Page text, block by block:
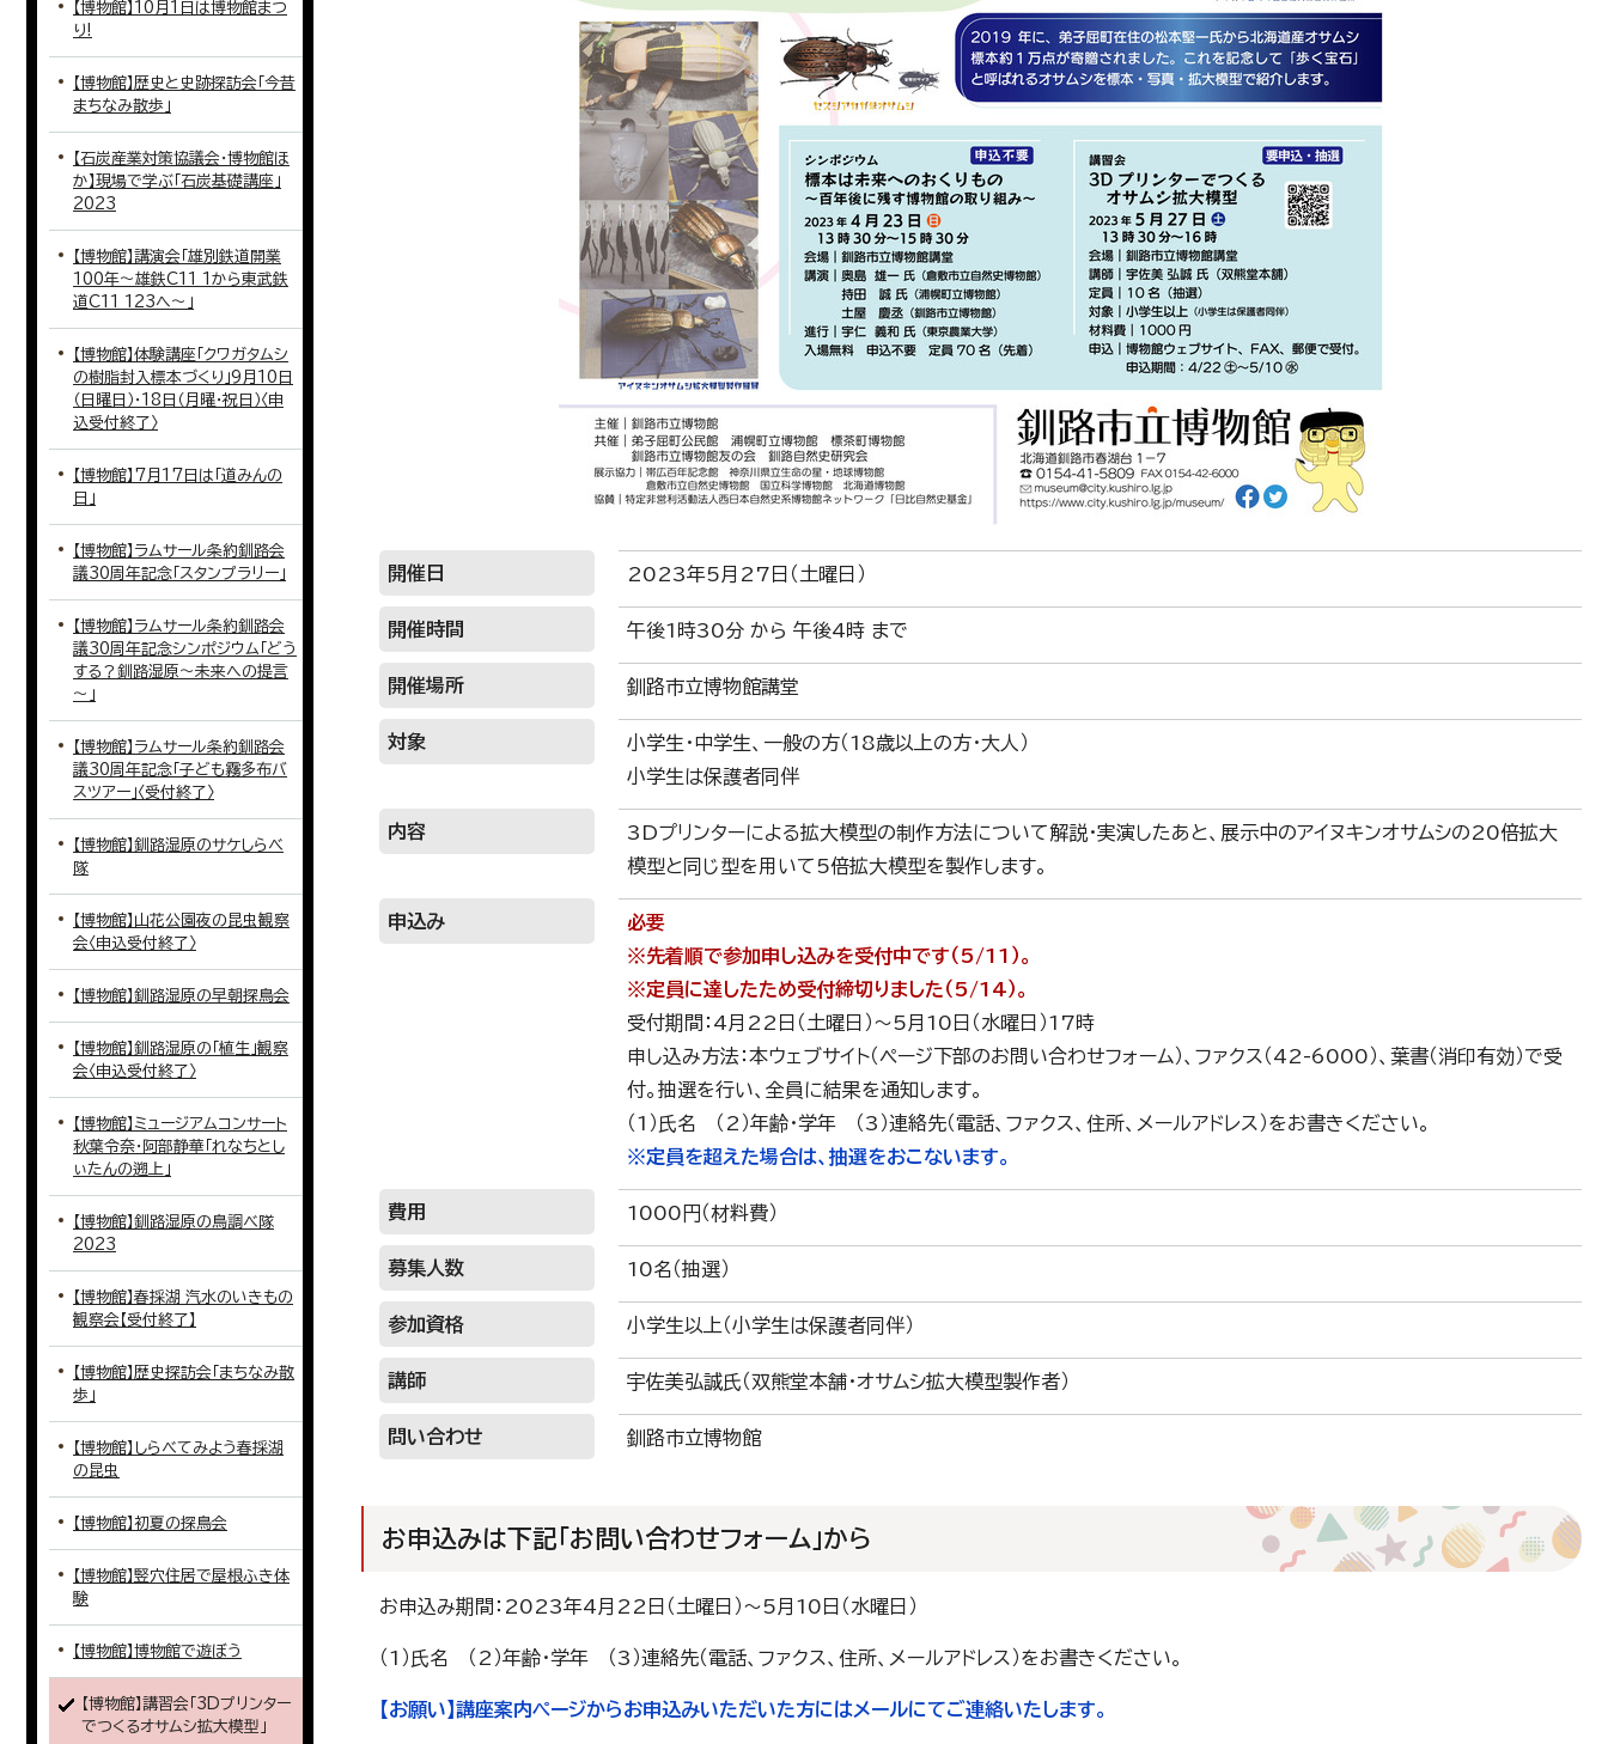
開催日 2023年5月27日（土曜日）
開催時間 午後1時30分 から 午後4時 まで
開催場所 釧路市立博物館講堂
対象
小学生・中学生、一般の方（18歳以上の方・大人）
小学生は保護者同伴
内容
3Dプリンターによる拡大模型の制作方法について解説・実演したあと、展示中のアイヌキンオサムシの20倍拡大
模型と同じ型を用いて5倍拡大模型を製作します。
申込み
必要
※先着順で参加申し込みを受付中です（5/11）。
※定員に達したため受付締切りました（5/14）。
受付期間：4月22日（土曜日）～5月10日（水曜日）17時
申し込み方法：本ウェブサイト（ページ下部のお問い合わせフォーム）、ファクス（42-6000）、葉書（消印有効）で受
付。抽選を行い、全員に結果を通知します。
（1）氏名 （2）年齢・学年 （3）連絡先（電話、ファクス、住所、メールアドレス）をお書きください。
※定員を超えた場合は、抽選をおこないます。
費用 1000円（材料費）
募集人数 10名（抽選）
参加資格 小学生以上（小学生は保護者同伴）
講師 宇佐美弘誠氏（双熊堂本舗・オサムシ拡大模型製作者）
問い合わせ 釧路市立博物館
お申込みは下記「お問い合わせフォーム」から
お申込み期間：2023年4月22日（土曜日）～5月10日（水曜日）
（1）氏名 （2）年齢・学年 （3）連絡先（電話、ファクス、住所、メールアドレス）をお書きください。
【お願い】講座案内ページからお申込みいただいた方にはメールにてご連絡いたします。
【博物館】10月1日は博物館まつ
り!
【博物館】歴史と史跡探訪会「今昔
まちなみ散歩」
【石炭産業対策協議会・博物館ほ
か】現場で学ぶ「石炭基礎講座」
2023
【博物館】講演会「雄別鉄道開業
100年〜雄鉄C11 1から東武鉄
道C11 123へ〜」
【博物館】体験講座「クワガタムシ
の樹脂封入標本づくり」9月10日
（日曜日）・18日（月曜・祝日）〈申
込受付終了〉
【博物館】7月17日は「道みんの
日」
【博物館】ラムサール条約釧路会
議30周年記念「スタンプラリー」
【博物館】ラムサール条約釧路会
議30周年記念シンポジウム「どう
する？釧路湿原～未来への提言
～」
【博物館】ラムサール条約釧路会
議30周年記念「子ども霧多布バ
スツアー」〈受付終了〉
【博物館】釧路湿原のサケしらべ
隊
【博物館】山花公園夜の昆虫観察
会〈申込受付終了〉
【博物館】釧路湿原の早朝探鳥会
【博物館】釧路湿原の「植生」観察
会〈申込受付終了〉
【博物館】ミュージアムコンサート
秋葉令奈・阿部静華「れなちとし
ぃたんの遡上」
【博物館】釧路湿原の鳥調べ隊
2023
【博物館】春採湖 汽水のいきもの
観察会【受付終了】
【博物館】歴史探訪会「まちなみ散
歩」
【博物館】しらべてみよう春採湖
の昆虫
【博物館】初夏の探鳥会
【博物館】竪穴住居で屋根ふき体
験
【博物館】博物館で遊ぼう
【博物館】講習会「3Dプリンター
でつくるオサムシ拡大模型」